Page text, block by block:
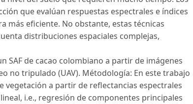
que evalúan respuestas espectrales e índices
más eficiente. No obstante, estas técnicas
distribuciones espaciales complejas,
SAF de cacao colombiano a partir de imágenes
no tripulado (UAV). Métodología: En este trabajo
vegetación a partir de reflectancias espectrales
i.e., regresión de componentes principales